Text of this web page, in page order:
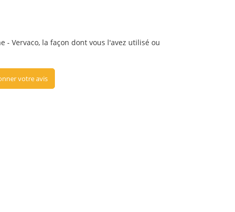
- Vervaco, la façon dont vous l'avez utilisé ou
votre avis